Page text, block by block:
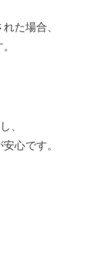
た場合、
、
心です。